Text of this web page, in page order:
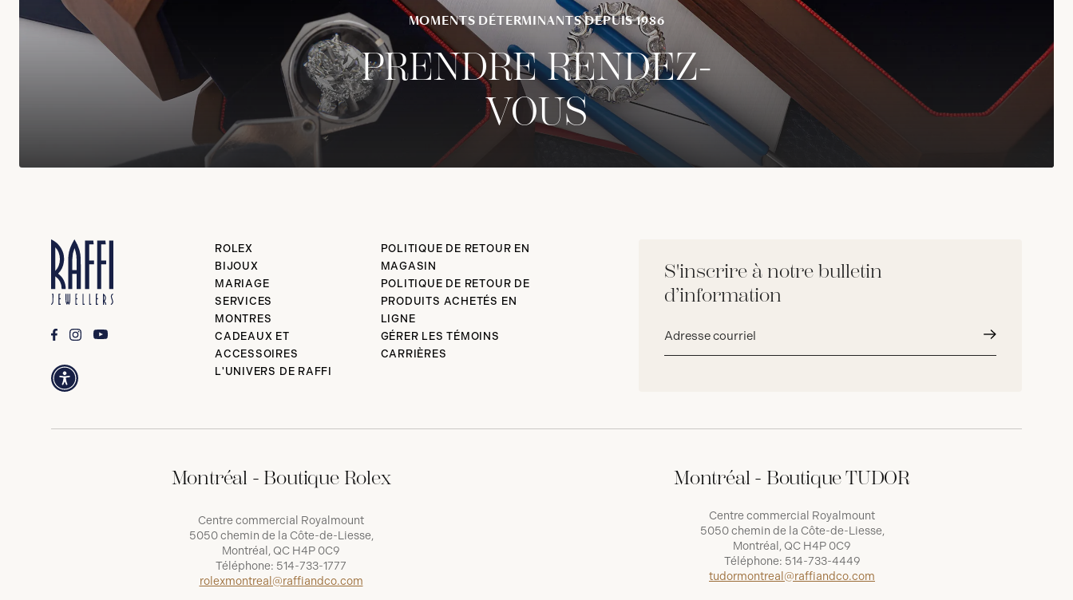
MOMENTS DÉTERMINANTS DEPUIS 1986
PRENDRE RENDEZ-
VOUS
S'inscrire à notre bulletin
d’information
courriel*
ROLEX
BIJOUX
MARIAGE
SERVICES
MONTRES
CADEAUX ET
ACCESSOIRES
L'UNIVERS DE RAFFI
POLITIQUE DE RETOUR EN
MAGASIN
POLITIQUE DE RETOUR DE
PRODUITS ACHETÉS EN
LIGNE
GÉRER LES TÉMOINS
CARRIÈRES
Montréal - Boutique Rolex
Centre commercial Royalmount
5050 chemin de la Côte-de-Liesse,
Montréal, QC H4P 0C9
Téléphone: 514-733-1777
rolexmontreal@raffiandco.com
Montréal - Boutique TUDOR
Centre commercial Royalmount
5050 chemin de la Côte-de-Liesse,
Montréal, QC H4P 0C9
Téléphone: 514-733-4449
tudormontreal@raffiandco.com